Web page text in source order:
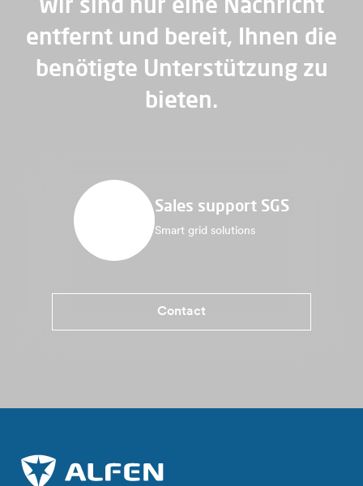
entfernt und bereit, Ihnen die
benötigte Unterstützung zu
bieten.
Sales support SGS
Smart grid solutions
Contact